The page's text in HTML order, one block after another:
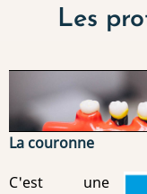
Les
La couronne
C'est une